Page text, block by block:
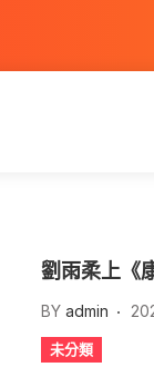
劉雨柔上《
BY admin
未分類